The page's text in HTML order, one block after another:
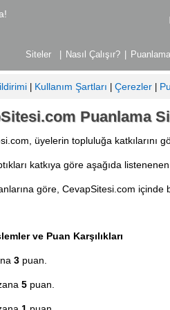
Nasıl Çalışır?
Kullanım Şartları Çerezler
Puanlama
üyelerin topluluğa katkılarını
katkıya göre aşağıda
göre, CevapSitesi.com içinde
ve Puan Karşılıkları
3 puan.
5 puan.